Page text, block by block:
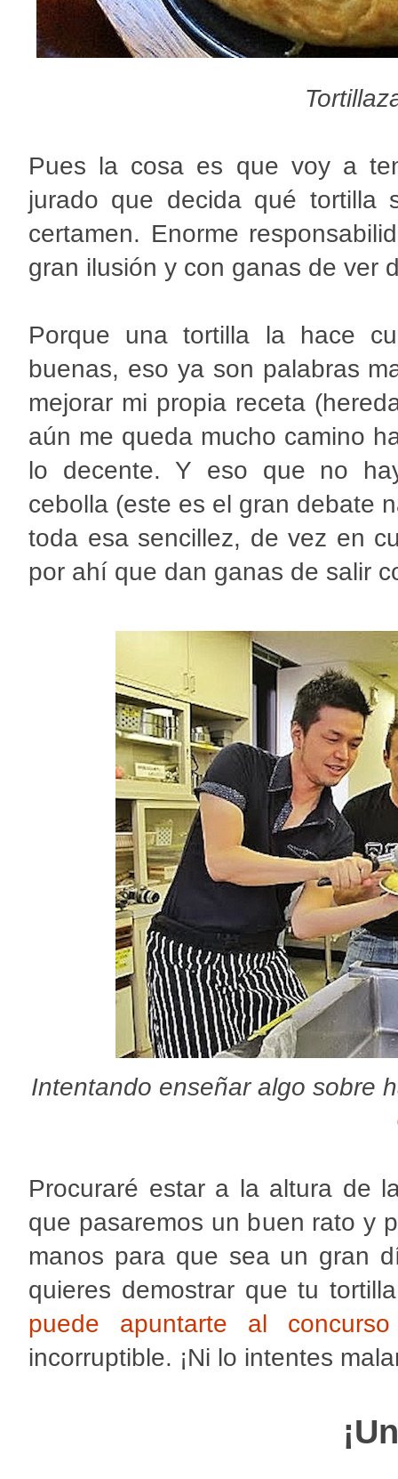
Pues la cosa es que voy a
jurado que decida qué
certamen. Enorme
gran ilusión y con ganas de ver
Porque una tortilla la hace
buenas, eso ya son palabras
mejorar mi propia receta
aún me queda mucho camino
lo decente. Y eso que no
cebolla (este es el gran debate
toda esa sencillez, de vez en
por ahí que dan ganas de salir
Intentando enseñar algo sobre
Procuraré estar a la altura de
que pasaremos un buen rato y
manos para que sea un gran
quieres demostrar que tu
puede apuntarte al
incorruptible. ¡Ni lo intentes